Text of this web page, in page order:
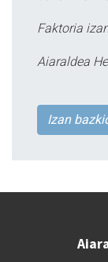
Faktoria
Aiaraldea
Izan